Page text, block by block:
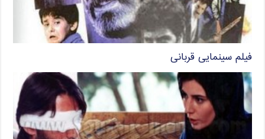
فیلم سینمایی قربانی